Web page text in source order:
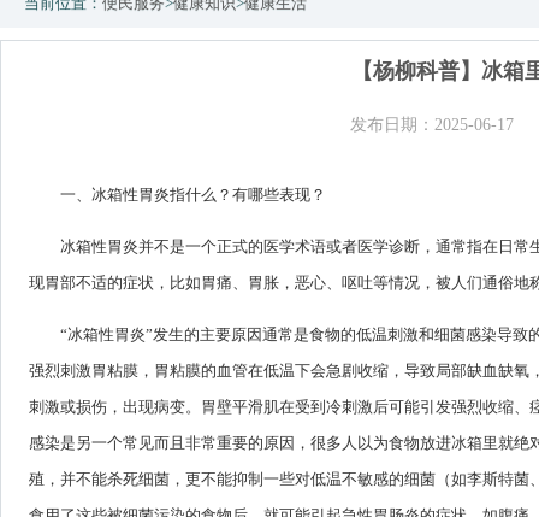
【杨柳科普】冰
发布日期：2025-06-17
一、冰箱性胃炎指什么？有哪些表现？
冰箱性胃炎并不是一个正式的医学术语或者医学诊断，通常指在日
现胃部不适的症状，比如胃痛、胃胀，恶心、呕吐等情况，被人们通俗地
“冰箱性胃炎”发生的主要原因通常是食物的低温刺激和细菌感染导
强烈刺激胃粘膜，胃粘膜的血管在低温下会急剧收缩，导致局部缺血缺
刺激或损伤，出现病变。胃壁平滑肌在受到冷刺激后可能引发强烈收缩
感染是另一个常见而且非常重要的原因，很多人以为食物放进冰箱里就
殖，并不能杀死细菌，更不能抑制一些对低温不敏感的细菌（如李斯特